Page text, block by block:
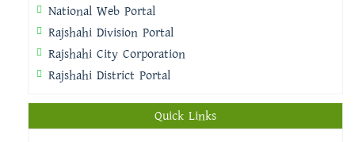
National Web Portal
Rajshahi Division Portal
Rajshahi City Corporation
Rajshahi District Portal
Quick Links